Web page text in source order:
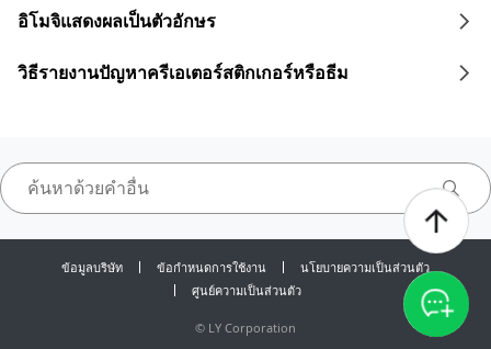
อิโมจิแสดงผลเป็นตัวอักษร
วิธีรายงานปัญหาครีเอเตอร์สติกเกอร์หรือธีม
ข้อมูลบริษัท ข้อกำหนดการใช้งาน
นโยบายความเป็นส่วนตัว
ศูนย์ความเป็นส่วนตัว
© LY Corporation